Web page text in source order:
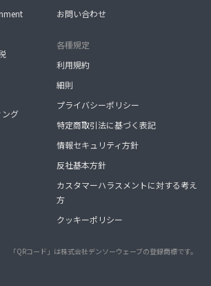
ング
お問い合わせ
各種規定
利用規約
細則
プライバシーポリシー
特定商取引法に基づく表記
情報セキュリティ方針
反社基本方針
カスタマーハラスメントに対する考え
方
クッキーポリシー
「QRコード」は株式会社デンソーウェーブの登録商標です。